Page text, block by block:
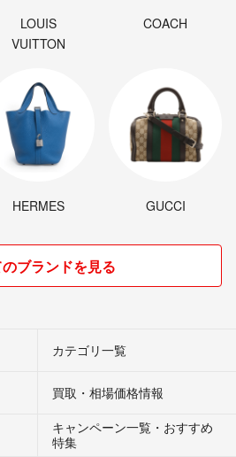
ーで送れないみたいです。もし引き取
ば2万円引かせていただきます
ざいます。
思います。
ほどかかると思いますのでその程度は引
LOUIS
VUITTON
COACH
HERMES GUCCI
ブランドを見る
カテゴリ一覧
買取・相場価格情報
キャンペーン一覧・おすすめ
特集